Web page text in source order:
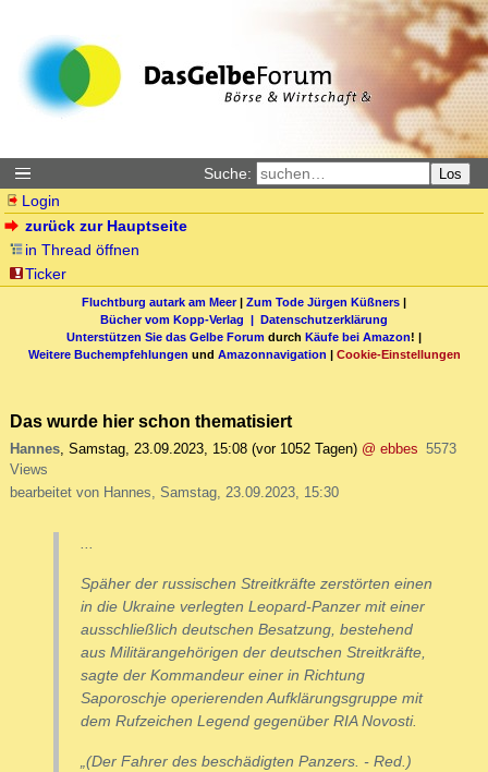
Suche: Los
Login
zurück zur Hauptseite
in Thread öffnen
Ticker
Fluchtburg autark am Meer| Zum Tode Jürgen Küßners |
Bücher vom Kopp-Verlag | Datenschutzerklärung
Unterstützen Sie das Gelbe Forum durch Käufe bei Amazon! |
Weitere Buchempfehlungen und Amazonnavigation | Cookie-Einstellungen
Das wurde hier schon thematisiert
Hannes, Samstag, 23.09.2023, 15:08 (vor 1052 Tagen) @ ebbes 5573
Views
bearbeitet von Hannes, Samstag, 23.09.2023, 15:30
...
Späher der russischen Streitkräfte zerstörten einen
in die Ukraine verlegten Leopard-Panzer mit einer
ausschließlich deutschen Besatzung, bestehend
aus Militärangehörigen der deutschen Streitkräfte,
sagte der Kommandeur einer in Richtung
Saporoschje operierenden Aufklärungsgruppe mit
dem Rufzeichen Legend gegenüber RIA Novosti.
„(Der Fahrer des beschädigten Panzers. - Red.)